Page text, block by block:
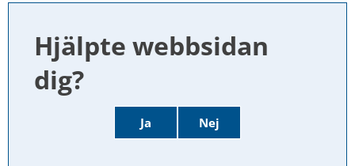
Hjälpte webbsidan
dig?
Ja Nej